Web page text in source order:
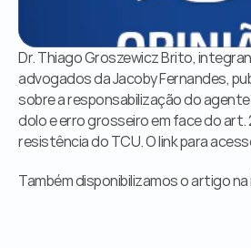
Órgãos Públicos
Livraria
Mídia
Fale Conosco
Dr. Thiago Groszewicz Brito,
advogados da Jacoby Fernandes,
sobre a responsabilização do
dolo e erro grosseiro em face do art.
resistência do TCU. O link para
Também disponibilizamos o artigo